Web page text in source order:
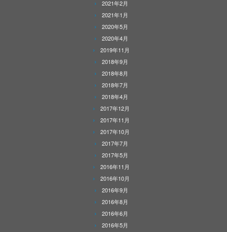
2021年2月
2021年1月
2020年5月
2020年4月
2019年11月
2018年9月
2018年8月
2018年7月
2018年4月
2017年12月
2017年11月
2017年10月
2017年7月
2017年5月
2016年11月
2016年10月
2016年9月
2016年8月
2016年6月
2016年5月